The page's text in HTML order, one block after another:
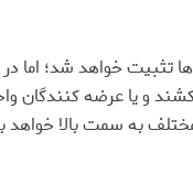
تثبیت خواهد شد؛ اما
و یا عرضه کنندگان
به سمت بالا خواهد